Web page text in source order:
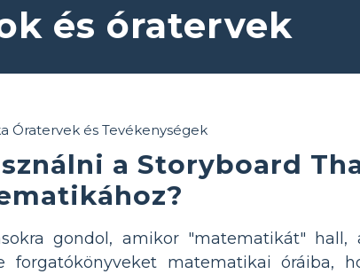
és óratervek
a Storyboard
gondol, amikor "matematikát" hall,
forgatókönyveket matematikai óráiba,